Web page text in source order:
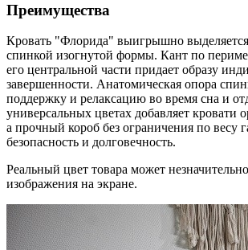
Преимущества
Кровать "Флорида" выигрышно выделяется
спинкой изогнутой формы. Кант по
его центральной части придает образу
завершенности. Анатомическая опора
поддержку и релаксацию во время сна и
универсальных цветах добавляет кровати
а прочный короб без ограничения по весу
безопасность и долговечность.
Реальный цвет товара может
изображения на экране.